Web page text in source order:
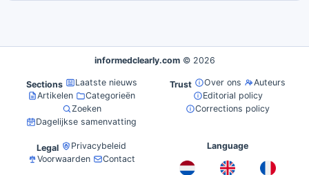
informedclearly.com © 2026
Sections
Laatste nieuws
Artikelen
Categorieën
Zoeken
Dagelijkse samenvatting
Trust Over ons
Auteurs
Editorial policy
Corrections policy
Legal
Privacybeleid
Voorwaarden
Contact
Language